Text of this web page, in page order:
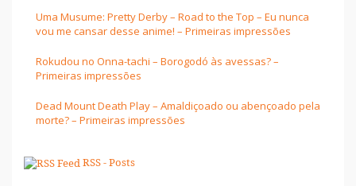
Uma Musume: Pretty Derby – Road to the Top – Eu nunca
vou me cansar desse anime! – Primeiras impressões
Rokudou no Onna-tachi – Borogodó às avessas? –
Primeiras impressões
Dead Mount Death Play – Amaldiçoado ou abençoado pela
morte? – Primeiras impressões
RSS - Posts